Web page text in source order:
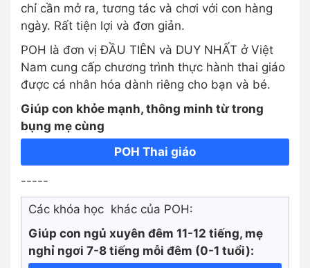
chỉ cần mở ra, tương tác và chơi với con hàng
ngày. Rất tiện lợi và đơn giản.
POH là đơn vị ĐẦU TIÊN và DUY NHẤT ở Việt
Nam cung cấp chương trình thực hành thai giáo
được cá nhân hóa dành riêng cho bạn và bé.
Giúp con khỏe mạnh, thông minh từ trong
bụng mẹ cùng
POH Thai giáo
-----
Các khóa học khác của POH:
Giúp con ngủ xuyên đêm 11-12 tiếng, mẹ
nghỉ ngơi 7-8 tiếng mỗi đêm (0-1 tuổi):